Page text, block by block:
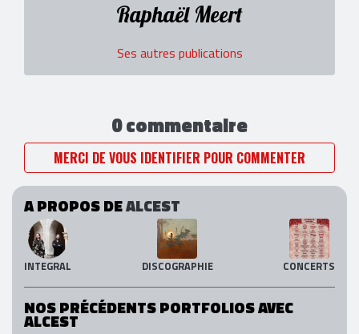
Raphaël Meert
Ses autres publications
0 commentaire
MERCI DE VOUS IDENTIFIER POUR COMMENTER
A PROPOS DEALCEST
INTEGRAL DISCOGRAPHIE CONCERTS
NOS PRÉCÉDENTS PORTFOLIOS AVEC
ALCEST